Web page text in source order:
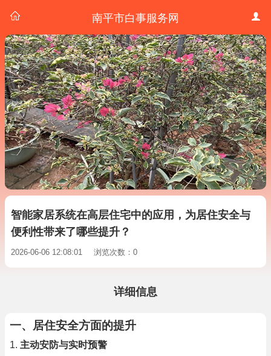
南平市白事服务网
智能家居系统在高层住宅中的应用，为居住安全与
便利性带来了哪些提升？
2026-06-06 12:08:01 浏览次数：0
详细信息
一、居住安全方面的提升
1. 主动安防与实时预警